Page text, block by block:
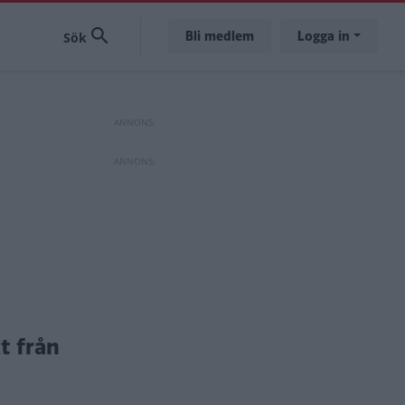
Bli medlem Logga in
från